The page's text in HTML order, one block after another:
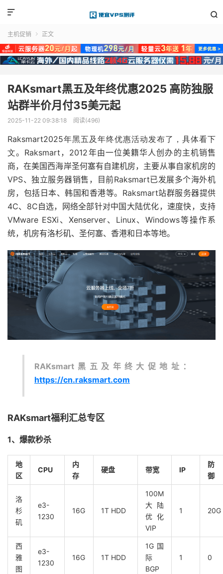


主机促销  正文
RAKsmart黑五及年终优惠2025 高防独服
站群半价月付35美元起
2025-11-22 09:38:18 阅读(496)
Raksmart2025年黑五及年终优惠活动发布了，具体看下
文。Raksmart，2012年由一位美籍华人创办的主机销售
商，在美国西海岸圣何塞有自建机房，主要从事自家机房的
VPS、独立服务器销售，目前Raksmart已发展多个海外机
房，包括日本、韩国和香港等。Raksmart站群服务器提供
4C、8C自选，网络全部针对中国大陆优化，速度快，支持
VMware ESXi、Xenserver、Linux、Windows等操作系
统，机房有洛杉矶、圣何塞、香港和日本等地。
RAKsmart黑五及年终大促地址：
https://cn.raksmart.com
RAKsmart福利汇总专区
1、爆款秒杀
地
区
CPU
内
存
硬盘 带宽 IP
防
御
洛
杉
矶
e3-
1230
16G 1T HDD
100M
大陆
优化
VIP
1 20G
西
雅
图
e3-
1230
16G 1T HDD
1G国
际
BGP
1 0